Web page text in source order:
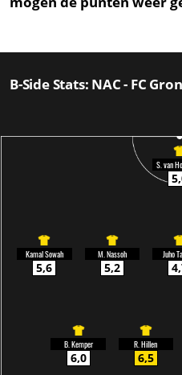
B-Side Stats: NAC - FC
S. van
Kamal Sowah
5,6
M. Nassoh
5,2
Juho
B. Kemper
6,0
R. Hillen
6,5